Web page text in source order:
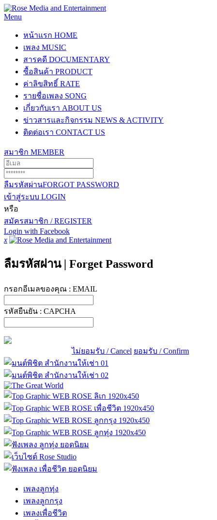
Menu
หน้าแรก HOME
เพลง MUSIC
สารคดี DOCUMENTARY
ซื้อสินค้า PRODUCT
ค่าลิขสิทธิ์ RATE
รายชื่อเพลง SONG
เกี่ยวกับเรา ABOUT US
ข่าวสารและกิจกรรม NEWS & ACTIVITY
ติดต่อเรา CONTACT US
สมาชิก MEMBER
ลืมรหัสผ่านFORGOT PASSWORD
เข้าสู่ระบบ LOGIN
หรือ
สมัครสมาชิก / REGISTER
Login with Facebook
x
ลืมรหัสผ่าน | Forget Password
กรอกอีเมลของคุณ : EMAIL
รหัสยืนยัน : CAPCHA
ไม่ยอมรับ / Cancel ยอมรับ / Confirm
เพลงลูกทุ่ง
เพลงลูกกรุง
เพลงเพื่อชีวิต